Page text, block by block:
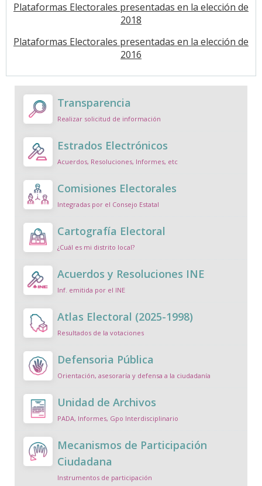
Plataformas Electorales presentadas en la elección de
2018
Plataformas Electorales presentadas en la elección de
2016
Transparencia
Realizar solicitud de información
Estrados Electrónicos
Acuerdos, Resoluciones, Informes, etc
Comisiones Electorales
Integradas por el Consejo Estatal
Cartografía Electoral
¿Cuál es mi distrito local?
Acuerdos y Resoluciones INE
Inf. emitida por el INE
Atlas Electoral (2025-1998)
Resultados de la votaciones
Defensoria Pública
Orientación, asesoraría y defensa a la ciudadanía
Unidad de Archivos
PADA, Informes, Gpo Interdisciplinario
Mecanismos de Participación
Ciudadana
Instrumentos de participación